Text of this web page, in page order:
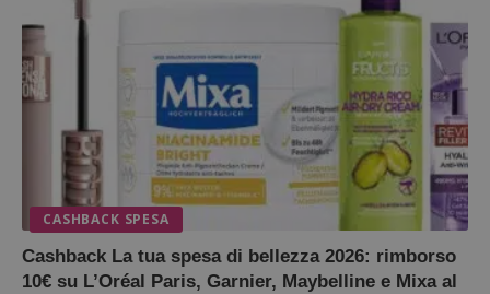
CASHBACK SPESA
Cashback La tua spesa di bellezza 2026: rimborso
10€ su L’Oréal Paris, Garnier, Maybelline e Mixa al